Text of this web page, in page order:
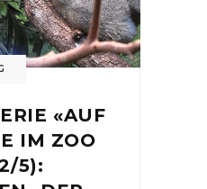
«AUF
IM ZOO
5):